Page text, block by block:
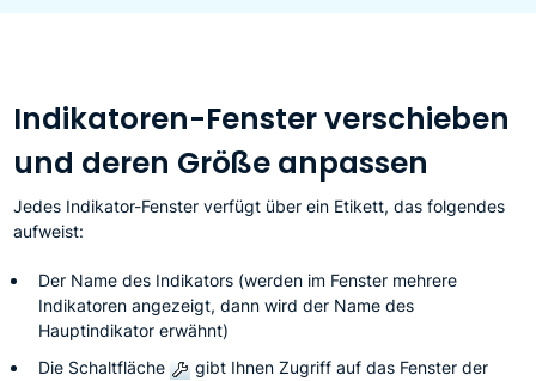
Indikatoren-Fenster verschieben
und deren Größe anpassen
Jedes Indikator-Fenster verfügt über ein Etikett, das folgendes
aufweist:
Der Name des Indikators (werden im Fenster mehrere
Indikatoren angezeigt, dann wird der Name des
Hauptindikator erwähnt)
Die Schaltfläche
gibt Ihnen Zugriff auf das Fenster der